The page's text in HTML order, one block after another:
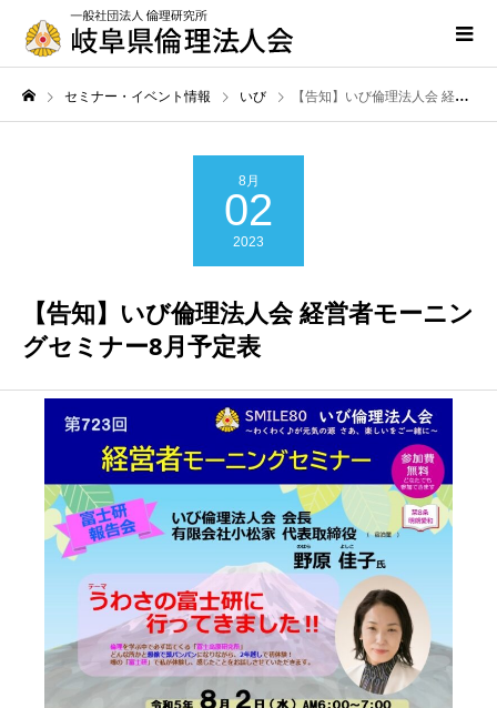
セミナー・イベント情報 いび 【告知】いび倫理法人会 経営者モーニングセミナー8月予定表
8月
02
2023
【告知】いび倫理法人会 経営者モーニン
グセミナー8月予定表